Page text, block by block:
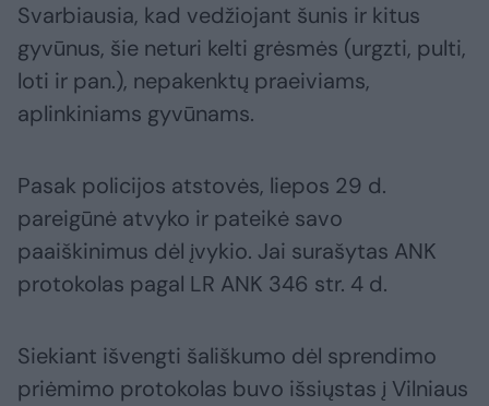
Svarbiausia, kad vedžiojant šunis ir kitus
gyvūnus, šie neturi kelti grėsmės (urgzti, pulti,
loti ir pan.), nepakenktų praeiviams,
aplinkiniams gyvūnams.
Pasak policijos atstovės, liepos 29 d.
pareigūnė atvyko ir pateikė savo
paaiškinimus dėl įvykio. Jai surašytas ANK
protokolas pagal LR ANK 346 str. 4 d.
Siekiant išvengti šališkumo dėl sprendimo
priėmimo protokolas buvo išsiųstas į Vilniaus